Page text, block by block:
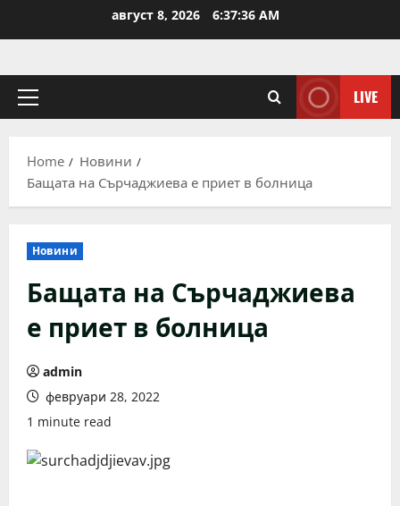
август 8, 2026 6:37:36 AM
Primary
LIVE
Home
Новини
Бащата на Сърчаджиева е приет в болница
Новини
Бащата на Сърчаджиева
е приет в болница
admin
февруари 28, 2022
1 minute read